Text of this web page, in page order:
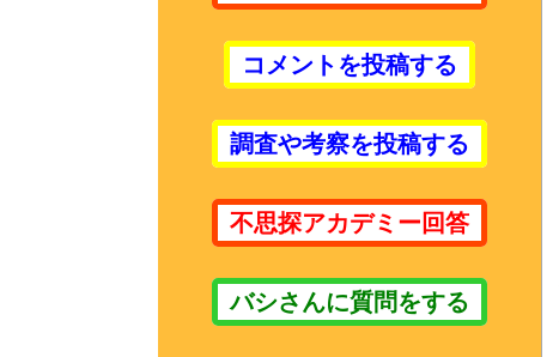
コメントを投稿する
調査や考察を投稿する
不思探アカデミー回答
バシさんに質問をする